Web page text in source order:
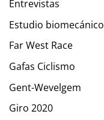
Entrevistas
Estudio biomecánico
Far West Race
Gafas Ciclismo
Gent-Wevelgem
Giro 2020